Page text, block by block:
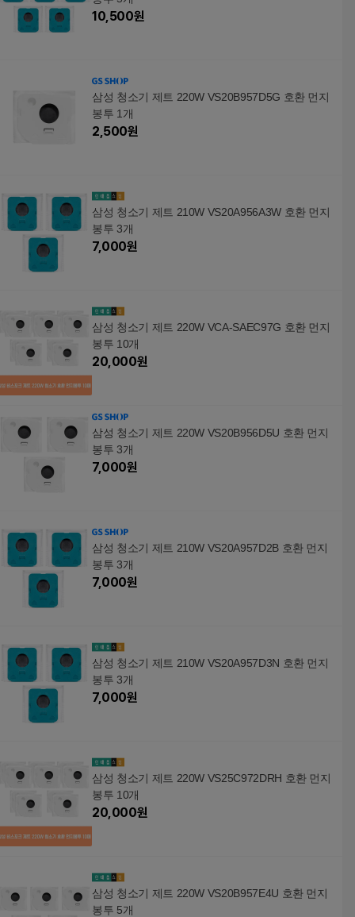
10,500원
삼성 청소기 제트 220W VS20B957D5G 호환 먼지
봉투 1개
2,500원
삼성 청소기 제트 210W VS20A956A3W 호환 먼지
봉투 3개
7,000원
삼성 청소기 제트 220W VCA-SAEC97G 호환 먼지
봉투 10개
20,000원
삼성 청소기 제트 220W VS20B956D5U 호환 먼지
봉투 3개
7,000원
삼성 청소기 제트 210W VS20A957D2B 호환 먼지
봉투 3개
7,000원
삼성 청소기 제트 210W VS20A957D3N 호환 먼지
봉투 3개
7,000원
삼성 청소기 제트 220W VS25C972DRH 호환 먼지
봉투 10개
20,000원
삼성 청소기 제트 220W VS20B957E4U 호환 먼지
봉투 5개